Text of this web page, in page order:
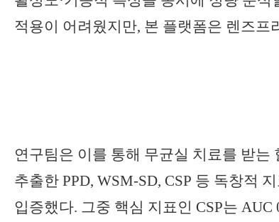
적용이 어려웠지만, 본 플랫폼은 렌즈프
연구팀은 이를 통해 무균실 치료를 받는
추출한 PPD, WSM-SD, CSP 등 독창적
입증했다. 그중 핵심 지표인 CSP는 AUC